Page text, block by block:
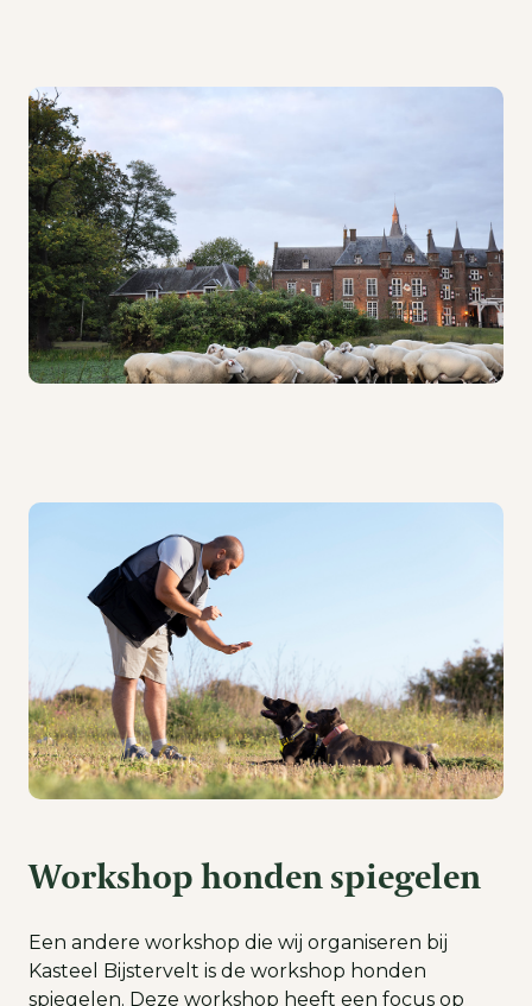
Workshop honden spiegelen
Een andere workshop die wij organiseren bij
Kasteel Bijstervelt is de workshop honden
spiegelen. Deze workshop heeft een focus op